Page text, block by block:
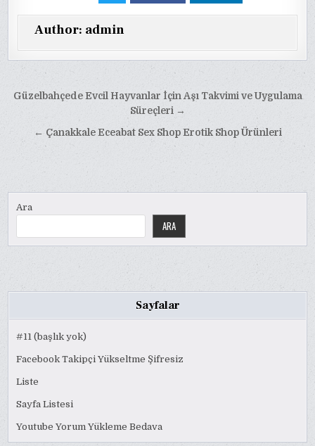
Author: admin
Yazı
Güzelbahçede Evcil Hayvanlar İçin Aşı Takvimi ve Uygulama
Süreçleri →
← Çanakkale Eceabat Sex Shop Erotik Shop Ürünleri
Ara
ARA
Sayfalar
#11 (başlık yok)
Facebook Takipçi Yükseltme Şifresiz
Liste
Sayfa Listesi
Youtube Yorum Yükleme Bedava